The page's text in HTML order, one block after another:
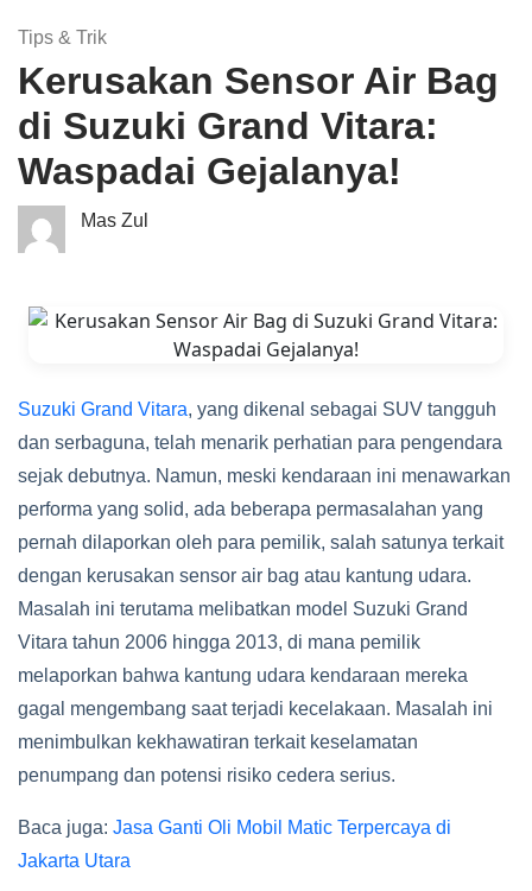
Tips & Trik
Kerusakan Sensor Air Bag
di Suzuki Grand Vitara:
Waspadai Gejalanya!
Mas Zul
Suzuki Grand Vitara, yang dikenal sebagai SUV tangguh
dan serbaguna, telah menarik perhatian para pengendara
sejak debutnya. Namun, meski kendaraan ini menawarkan
performa yang solid, ada beberapa permasalahan yang
pernah dilaporkan oleh para pemilik, salah satunya terkait
dengan kerusakan sensor air bag atau kantung udara.
Masalah ini terutama melibatkan model Suzuki Grand
Vitara tahun 2006 hingga 2013, di mana pemilik
melaporkan bahwa kantung udara kendaraan mereka
gagal mengembang saat terjadi kecelakaan. Masalah ini
menimbulkan kekhawatiran terkait keselamatan
penumpang dan potensi risiko cedera serius.
Baca juga: Jasa Ganti Oli Mobil Matic Terpercaya di
Jakarta Utara